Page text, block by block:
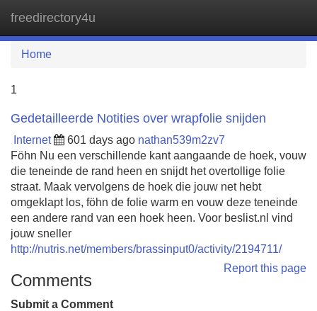
freedirectory4u
Home
1
Gedetailleerde Notities over wrapfolie snijden
Internet 601 days ago nathan539m2zv7
Föhn Nu een verschillende kant aangaande de hoek, vouw
die teneinde de rand heen en snijdt het overtollige folie
straat. Maak vervolgens de hoek die jouw net hebt
omgeklapt los, föhn de folie warm en vouw deze teneinde
een andere rand van een hoek heen. Voor beslist.nl vind
jouw sneller
http://nutris.net/members/brassinput0/activity/2194711/
Report this page
Comments
Submit a Comment